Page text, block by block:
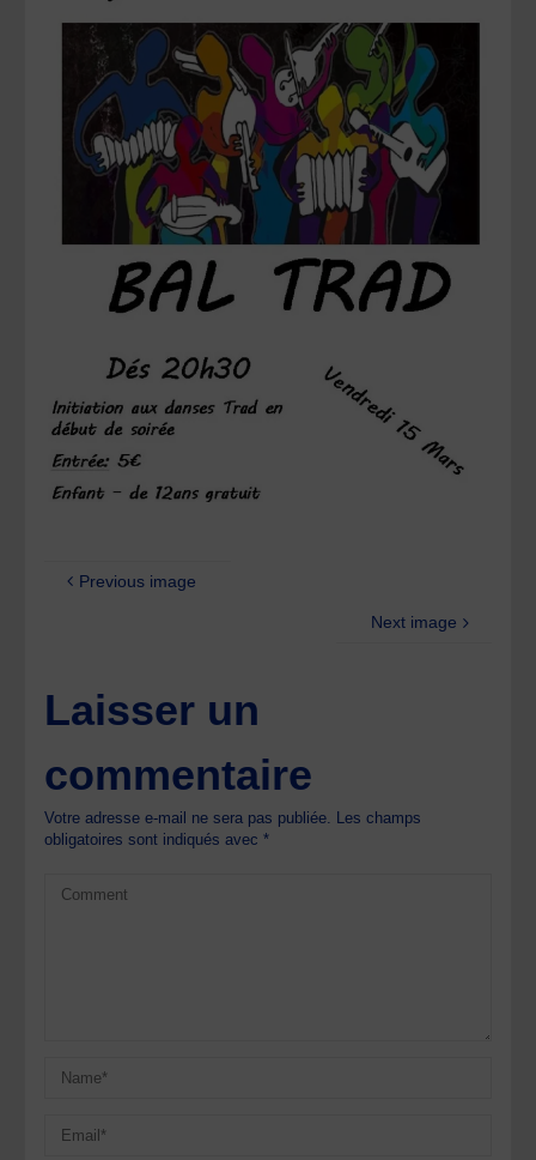
Previous image
Next image
Laisser un
commentaire
Votre adresse e-mail ne sera pas publiée. Les champs
obligatoires sont indiqués avec*